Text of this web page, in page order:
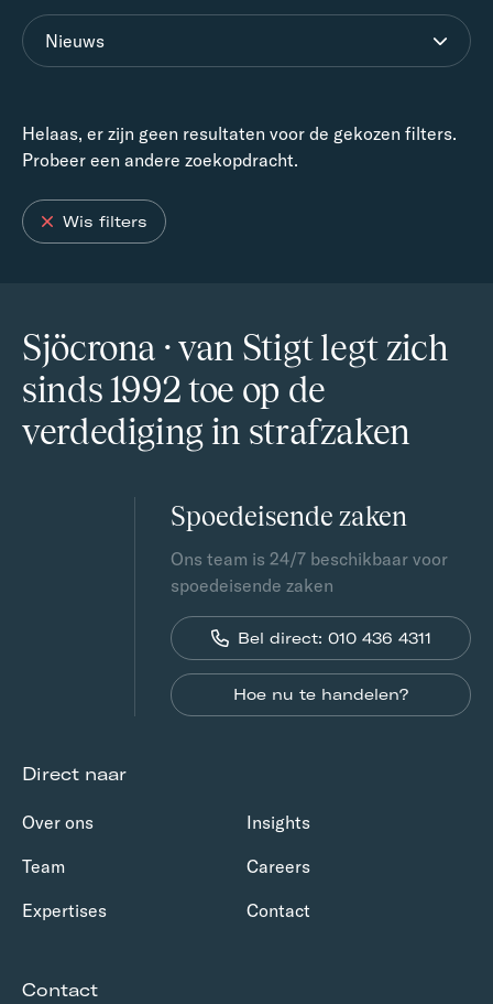
Nieuws
Helaas, er zijn geen resultaten voor de gekozen filters.
Probeer een andere zoekopdracht.
Wis filters
Sjöcrona · van Stigt legt zich
sinds 1992 toe op de
verdediging in strafzaken
Spoedeisende zaken
Ons team is 24/7 beschikbaar voor
spoedeisende zaken
Bel direct: 010 436 4311
Hoe nu te handelen?
Direct naar
Over ons
Insights
Team
Careers
Expertises
Contact
Contact